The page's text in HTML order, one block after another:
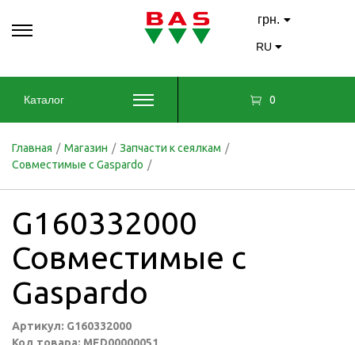
грн.
RU
Каталог 0
Главная / Магазин / Запчасти к сеялкам /
Совместимые с Gaspardo /
G160332000
Совместимые с
Gaspardo
Артикул: G160332000